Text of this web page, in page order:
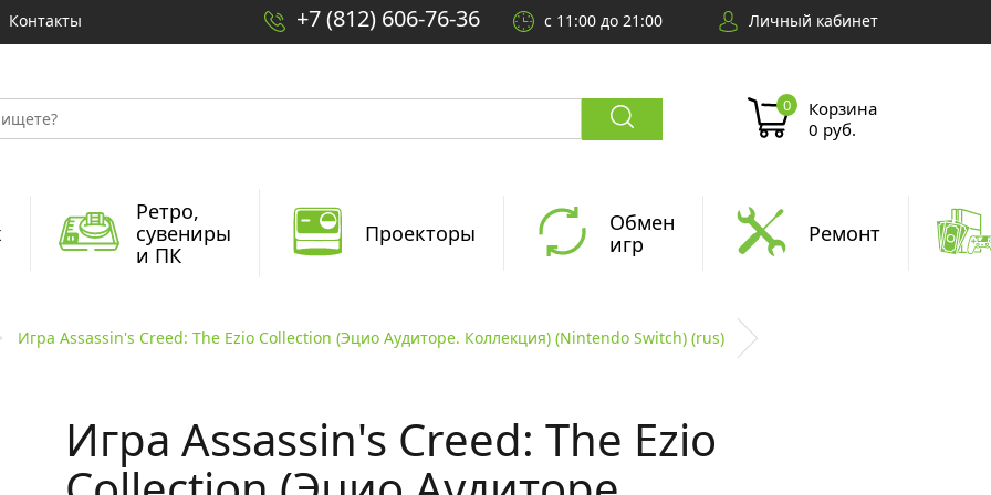
Контакты +7 (812) 606-76-36 с 11:00 до 21:00 Личный кабинет
Корзина
0 руб.
Ретро,
сувениры
и ПК
Проекторы
Обмен
игр
Ремонт
Игра Assassin's Creed: The Ezio Collection (Эцио Аудиторе. Коллекция) (Nintendo Switch) (rus)
Игра Assassin's Creed: The Ezio